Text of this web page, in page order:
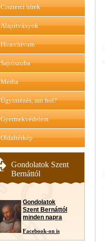
Ciszterci hírek
Alapítványok
Hírarchívum
Sajtószoba
Média
Ügyintézés, mit hol?
Gyermekvédelem
Oldaltérkép
Gondolatok Szent
Bernáttól
Gondolatok
Szent Bernáttól
minden napra
Facebook-on is